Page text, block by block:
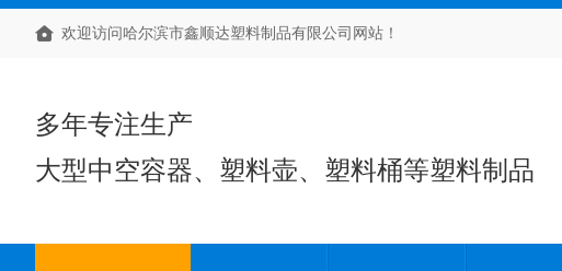
欢迎访问哈尔滨市鑫顺达塑料制品有限公司网站！
多年专注生产
大型中空容器、塑料壶、塑料桶等塑料制品